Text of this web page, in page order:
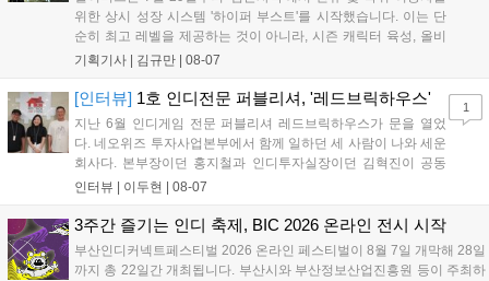
위한 상시 성장 시스템 '하이퍼 부스트'를 시작했습니다. 이는 단
순히 최고 레벨을 제공하는 것이 아니라, 시즌 캐릭터 육성, 올비
아 아카데미 수료, 아침의 나라 설화 진행 등 4단계 과정을 통해
용자는 과제를 완수하며 동(V) 투발라 장비와 검은별 무기, 카라
자드 장신구 등을 획득해 주요 콘텐츠에 진입할 수 있습니다....
기획기사 | 김규만 08-07
[인터뷰] 1호 인디전문 퍼블리셔, '레드브릭하우스'
지난 6월 인디게임 전문 퍼블리셔 레드브릭하우스가 문을 열었
다. 네오위즈 투자사업본부에서 함께 일하던 세 사람이 나와 세운
회사다. 본부장이던 홍지철과 인디투자실장이던 김혁진이 공동
대표를, 중국사업실장이던 이민정이 이사를 맡았다. 출범 한 달여
피털의 재무적 투자가 연달아 들어왔다. 서비스 중인...
인터뷰 | 이두현 08-07
1
3주간 즐기는 인디 축제, BIC 2026 온라인 전시 시작
부산인디커넥트페스티벌 2026 온라인 페스티벌이 8월 7일 개막해 28일
까지 총 22일간 개최됩니다. 부산시와 부산정보산업진흥원 등이 주최하